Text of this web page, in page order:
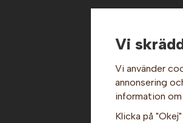
Vi
Vi använder
annonsering
information om
Klicka på